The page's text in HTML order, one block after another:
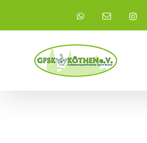
Inhalt
WhatsApp
E-